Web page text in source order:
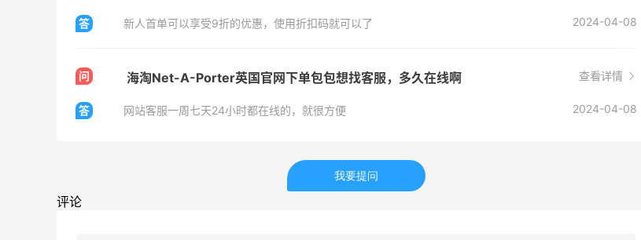
答 新人首单可以享受9折的优惠，使用折扣码就可以了 2024-04-08
问 海淘Net-A-Porter英国官网下单包包想找客服，多久在线啊 查看详情
答 网站客服一周七天24小时都在线的，就很方便 2024-04-08
我要提问
评论
刘文祥麻辣烫还不错～加了麻酱挺好吃
08月09日 0
Quest蛋白棒 | 水果麦片味太好吃了！
08月09日